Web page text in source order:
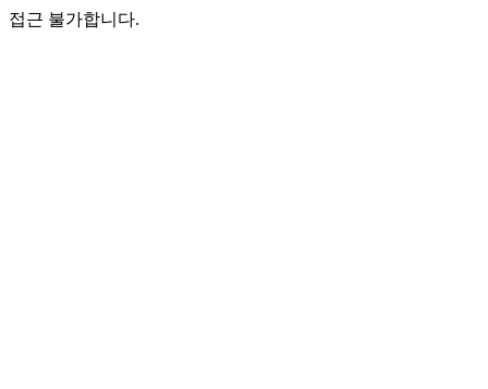
접근 불가합니다.